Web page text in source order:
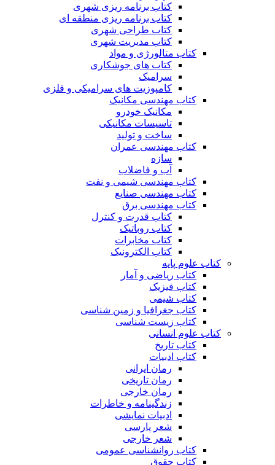
کتاب برنامه ریزی شهری
کتاب برنامه ریزی منطقه ای
کتاب طراحی شهری
کتاب مدیریت شهری
کتاب متالورژی و مواد
کتاب های جوشکاری
سرامیک
کامپوزیت های سرامیکی و فلزی
کتاب مهندسی مکانیک
مکانیک خودرو
تاسیسات مکانیکی
ساخت و تولید
کتاب مهندسی عمران
سازه
آب و فاضلاب
کتاب مهندسی شیمی و نفت
کتاب مهندسی صنایع
کتاب مهندسی برق
کتاب قدرت و کنترل
کتاب روباتیک
کتاب مخابرات
کتاب الکترونیک
کتاب علوم پایه
کتاب ریاضی و آمار
کتاب فیزیک
کتاب شیمی
کتاب جغرافیا و زمین شناسی
کتاب زیست شناسی
کتاب علوم انسانی
کتاب تاریخ
کتاب ادبیات
رمان ایرانی
رمان تاریخی
رمان خارجی
زندگینامه و خاطرات
ادبیات نمایشی
شعر پارسی
شعر خارجی
کتاب روانشناسی عمومی
کتاب حقوق